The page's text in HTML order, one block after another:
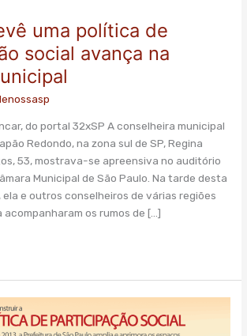
uma política de
social avança na
do portal 32xSP A conselheira municipal
Redondo, na zona sul de SP, Regina
53, mostrava-se apreensiva no auditório
Municipal de São Paulo. Na tarde desta
e outros conselheiros de várias regiões
os rumos de […]